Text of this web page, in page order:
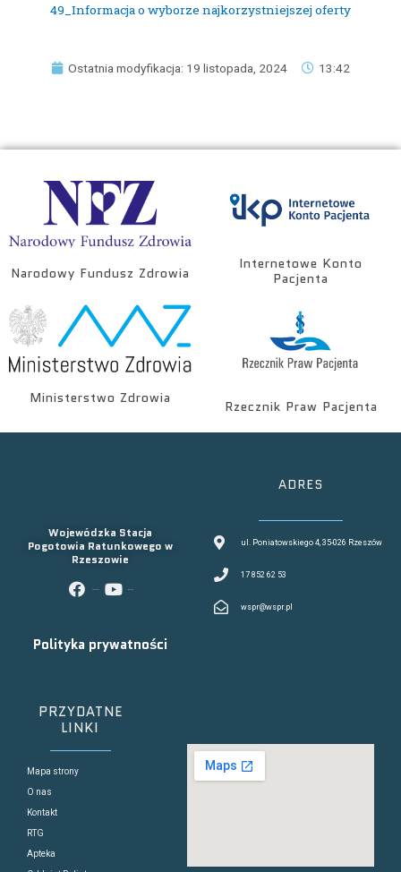
49_Informacja o wyborze najkorzystniejszej oferty
Ostatnia modyfikacja: 19 listopada, 2024 13:42
Narodowy Fundusz Zdrowia
Internetowe Konto
Pacjenta
Ministerstwo Zdrowia
Rzecznik Praw Pacjenta
Wojewódzka Stacja
Pogotowia Ratunkowego w
Rzeszowie
Polityka prywatności
ADRES
ul. Poniatowskiego 4, 35-026 Rzeszów
17 852 62 53
wspr@wspr.pl
PRZYDATNE
LINKI
Mapa strony
O nas
Kontakt
RTG
Apteka